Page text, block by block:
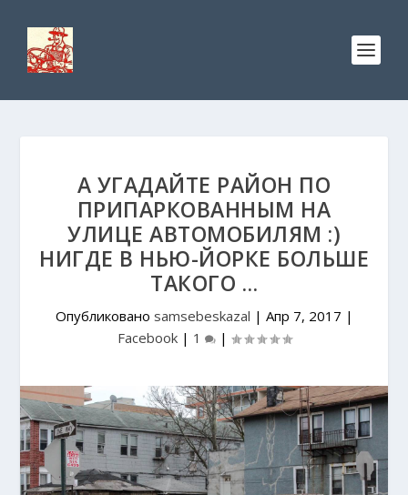
А УГАДАЙТЕ РАЙОН ПО
ПРИПАРКОВАННЫМ НА
УЛИЦЕ АВТОМОБИЛЯМ :)
НИГДЕ В НЬЮ-ЙОРКЕ БОЛЬШЕ
ТАКОГО …
Опубликовано samsebeskazal | Апр 7, 2017 |
Facebook| 1 |